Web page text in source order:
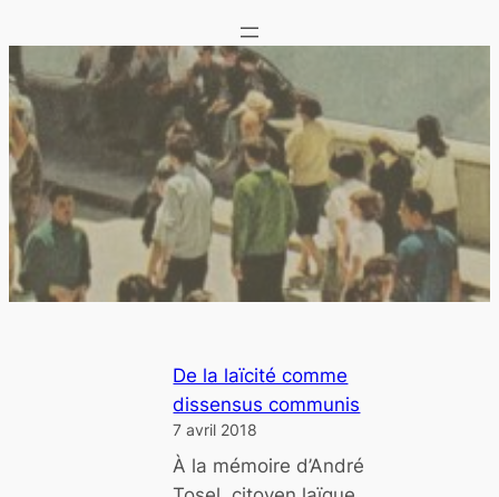
De la laïcité comme
dissensus communis
7 avril 2018
À la mémoire d’André